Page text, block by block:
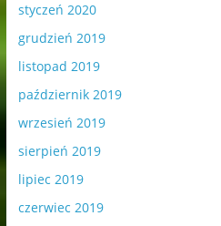
styczeń 2020
grudzień 2019
listopad 2019
październik 2019
wrzesień 2019
sierpień 2019
lipiec 2019
czerwiec 2019